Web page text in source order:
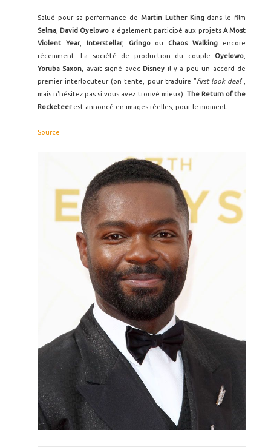
Salué pour sa performance de Martin Luther Kingdans le film
Selma
David Oyelowo a également participé aux projets A Most
Violent Year, Interstellar, Gringoou Chaos Walking encore
récemment. La société de production du couple Oyelowo
Yoruba Saxon , avait signé avec Disney il y a peu un accord de
premier interlocuteur (on tente, pour traduire "first look deal",
mais n'hésitez pas si vous avez trouvé mieux). The Return of the
Rocketeerest annoncé en images réelles, pour le moment.
Source